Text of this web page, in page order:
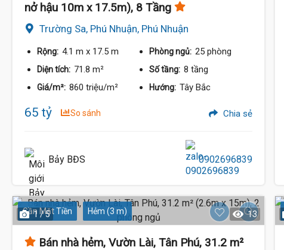
nở hậu 10m x 17.5m), 8 Tầng
Trường Sa, Phú Nhuận, Phú Nhuận
Rộng: 4.1 m x 17.5 m Phòng ngủ: 25 phòng
Diện tích: 71.8 m² Số tầng: 8 tầng
Giá/m²: 860 triệu/m² Hướng: Tây Bắc
65 tỷ So sánh Chia sẻ
Bảy BĐS 0902696839
Gần Mặt Tiền Hẻm (3 m)
1 / 5 13
Bán nhà hẻm, Vườn Lài, Tân Phú, 31.2 m²